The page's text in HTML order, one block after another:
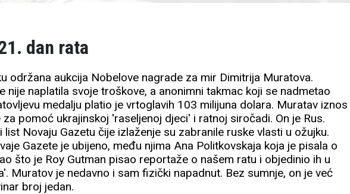
dan rata
održana aukcija Nobelove nagrade za mir Dimitrija Muratova.
nije naplatila svoje troškove, a anonimni takmac koji se nadmetao
medalju platio je vrtoglavih 103 milijuna dolara. Muratav iznos
za pomoć ukrajinskoj 'raseljenoj djeci' i ratnoj siročadi. On je Rus.
list Novaju Gazetu čije izlaženje su zabranile ruske vlasti u ožujku.
Gazete je ubijeno, među njima Ana Politkovskaja koja je pisala o
što je Roy Gutman pisao reportaže o našem ratu i objedinio ih u
Muratov je nedavno i sam fizički napadnut. Bez sumnje, on je već
broj jedan.